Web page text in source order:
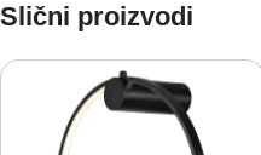
Slični proizvodi